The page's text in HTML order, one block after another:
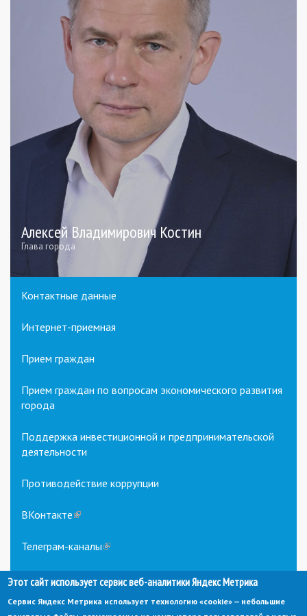
Алексей Владимирович Костин
Глава города
Контактные данные
Интернет-приемная
Прием граждан
Прием граждан по вопросам экономического развития
города
Поддержка инвестиционной и предпринимательской
деятельности
Противодействие коррупции
ВКонтакте(link
external)
Телеграм-каналы(link
external)
Этот сайт использует сервис веб-аналитики Яндекс Метрика
Сервис Яндекс Метрика использует технологию «cookie» — небольшие